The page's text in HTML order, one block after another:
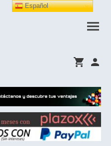
Español